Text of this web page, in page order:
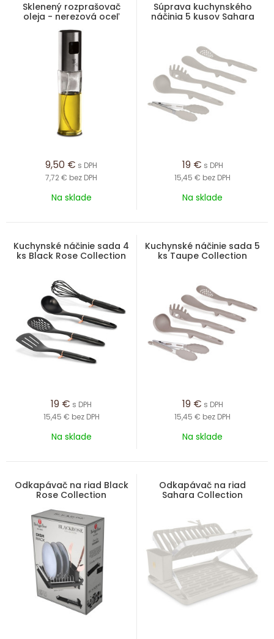
Sklenený rozprašovač
oleja - nerezová oceľ
9,50 € s DPH
7,72 € bez DPH
Na sklade
Súprava kuchynského
náčinia 5 kusov Sahara
19 € s DPH
15,45 € bez DPH
Na sklade
Kuchynské náčinie sada 4
ks Black Rose Collection
19 € s DPH
15,45 € bez DPH
Na sklade
Kuchynské náčinie sada 5
ks Taupe Collection
19 € s DPH
15,45 € bez DPH
Na sklade
Odkapávač na riad Black
Rose Collection
Odkapávač na riad
Sahara Collection